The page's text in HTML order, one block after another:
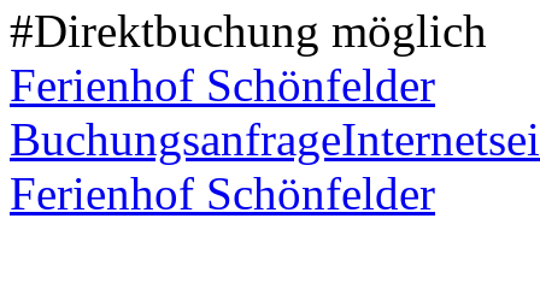
#Direktbuchung möglich
Ferienhof Schönfelder
Buchungsanfrage
Ferienhof Schönfelder